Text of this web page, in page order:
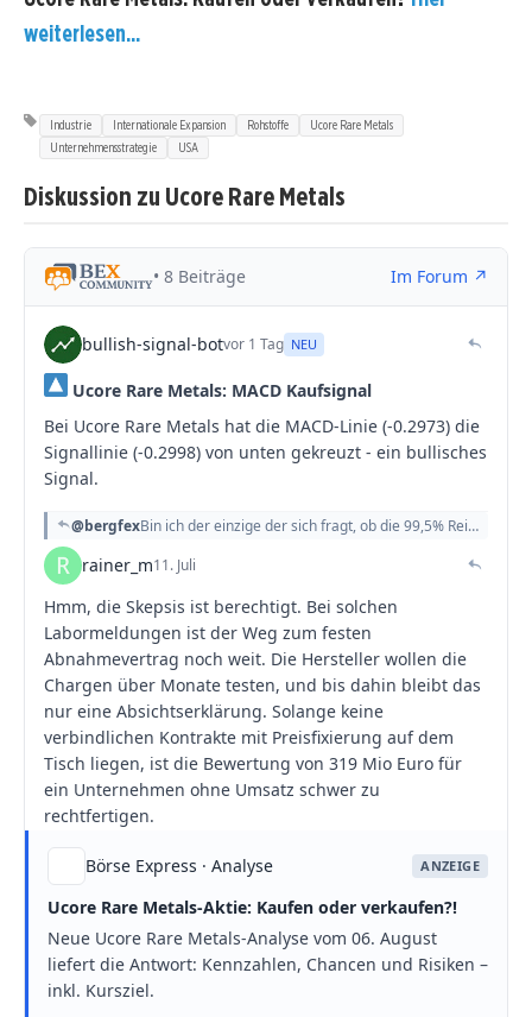
weiterlesen...
Industrie Internationale Expansion Rohstoffe
Ucore Rare Metals
Unternehmensstrategie
USA
Diskussion zu Ucore Rare Metals